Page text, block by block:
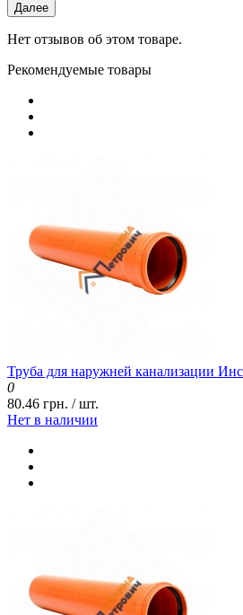
Далее
Нет отзывов об этом товаре.
Рекомендуемые товары
Труба для наружней канализации
0
80.46 грн. / шт.
Нет в наличии